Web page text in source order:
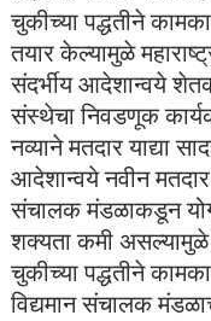
चुकीच्या पद्धतीने
तयार केल्यामुळे
संदर्भीय आदेशान्वये
संस्थेचा निवडणूक
नव्याने मतदार याद्या
आदेशान्वये नवीन मतदार
संचालक मंडळाकडून
शक्यता कमी असल्यामुळे
चुकीच्या पद्धतीने
विद्यमान संचालक